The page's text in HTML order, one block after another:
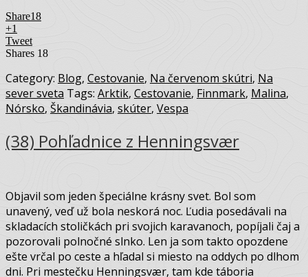
Share18
+1
Tweet
Shares 18
Category: Blog, Cestovanie, Na červenom skútri, Na
sever sveta Tags: Arktik, Cestovanie, Finnmark, Malina,
Nórsko, Škandinávia, skúter, Vespa
(38) Pohľadnice z Henningsvær
Objavil som jeden špeciálne krásny svet. Bol som
unavený, veď už bola neskorá noc. Ľudia posedávali na
skladacích stoličkách pri svojich karavanoch, popíjali čaj a
pozorovali polnočné slnko. Len ja som takto opozdene
ešte vrčal po ceste a hľadal si miesto na oddych po dlhom
dni. Pri mestečku Henningsvær, tam kde táboria